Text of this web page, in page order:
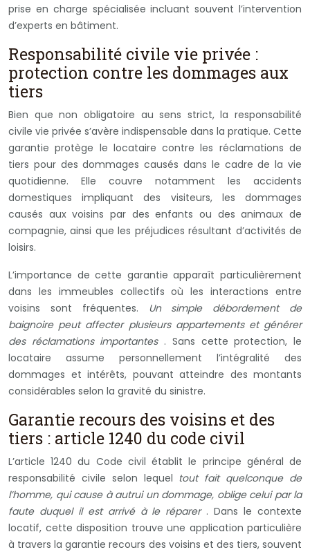
prise en charge spécialisée incluant souvent l’intervention
d’experts en bâtiment.
Responsabilité civile vie privée :
protection contre les dommages aux
tiers
Bien que non obligatoire au sens strict, la responsabilité
civile vie privée s’avère indispensable dans la pratique. Cette
garantie protège le locataire contre les réclamations de
tiers pour des dommages causés dans le cadre de la vie
quotidienne. Elle couvre notamment les accidents
domestiques impliquant des visiteurs, les dommages
causés aux voisins par des enfants ou des animaux de
compagnie, ainsi que les préjudices résultant d’activités de
loisirs.
L’importance de cette garantie apparaît particulièrement
dans les immeubles collectifs où les interactions entre
voisins sont fréquentes. Un simple débordement de
baignoire peut affecter plusieurs appartements et générer
des réclamations importantes . Sans cette protection, le
locataire assume personnellement l’intégralité des
dommages et intérêts, pouvant atteindre des montants
considérables selon la gravité du sinistre.
Garantie recours des voisins et des
tiers : article 1240 du code civil
L’article 1240 du Code civil établit le principe général de
responsabilité civile selon lequel tout fait quelconque de
l’homme, qui cause à autrui un dommage, oblige celui par la
faute duquel il est arrivé à le réparer . Dans le contexte
locatif, cette disposition trouve une application particulière
à travers la garantie recours des voisins et des tiers, souvent